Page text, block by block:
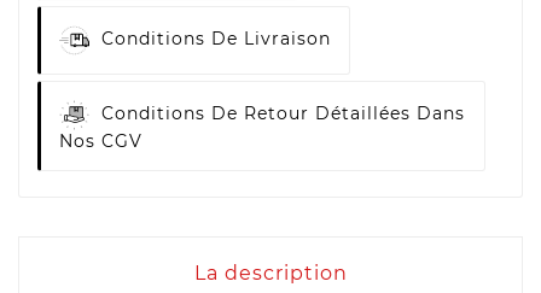
Conditions De Livraison
Conditions De Retour Détaillées Dans
Nos CGV
La description